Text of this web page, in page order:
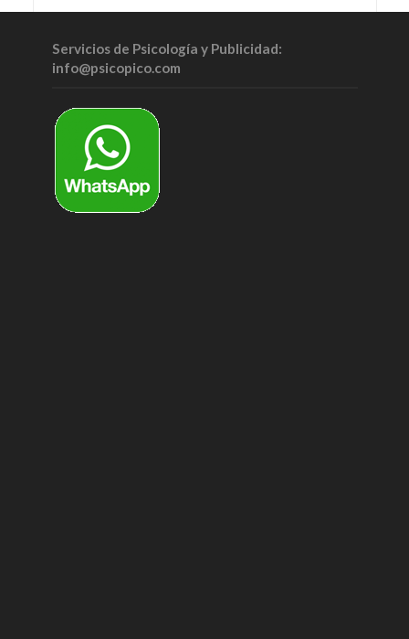
Servicios de Psicología y Publicidad:
info@psicopico.com